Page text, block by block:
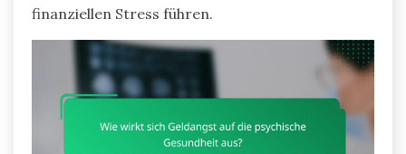
finanziellen Stress führen.